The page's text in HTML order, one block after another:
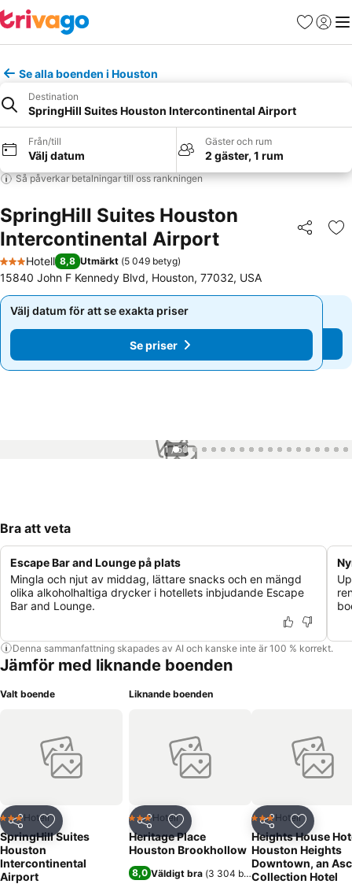
Favoriter
Logga
Se alla boenden i Houston
Destination
SpringHill Suites Houston Intercontinental Airport
Från/till
Välj datum
Gäster och rum
2 gäster, 1 rum
Så påverkar betalningar till oss rankningen
SpringHill Suites Houston
Intercontinental Airport
Dela
3 Stjärnor
Hotell 8,8 Utmärkt (5 049 betyg)
15840 John F Kennedy Blvd, Houston, 77032, USA
Välj datum för att se exakta priser
Se priser
Välj datum för att se exakta priser
Se priser
1 / 56
Bra att veta
Escape Bar and Lounge på plats
Mingla och njut av middag, lättare snacks och en mängd
olika alkoholhaltiga drycker i hotellets inbjudande Escape
Bar and Lounge.
Denna sammanfattning skapades av AI och kanske inte är 100 % korrekt.
Jämför med liknande boenden
Valt boende
Dela Lägg till i Mina Favoriter
3 Stjärnor
Hotell
SpringHill Suites
Houston
Intercontinental
Airport
Liknande boenden
Dela Lägg till i Mina Favoriter
3 Stjärnor
Hotell
Heritage Place
Houston Brookhollow
8,0 Väldigt bra (3 304 betyg)
Dela Lägg till
3 Stjärnor
Hotell
Heights House
Houston Heights
Downtown, an
Collection Hotel